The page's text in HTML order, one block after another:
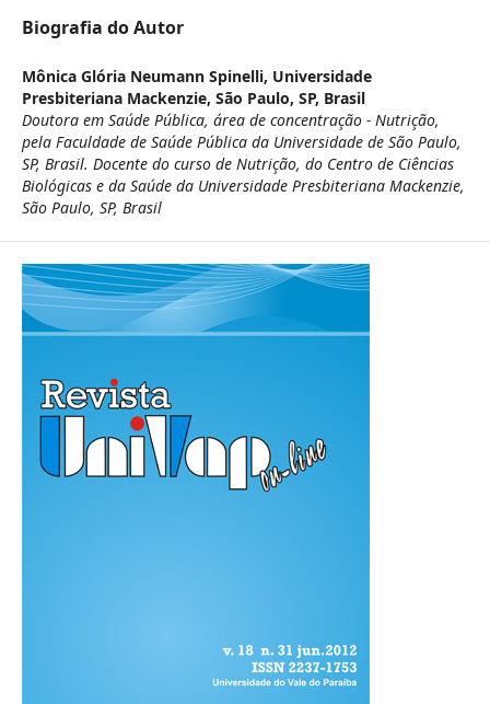
Biografia do Autor
Mônica Glória Neumann Spinelli, Universidade
Presbiteriana Mackenzie, São Paulo, SP, Brasil
Doutora em Saúde Pública, área de concentração - Nutrição,
pela Faculdade de Saúde Pública da Universidade de São Paulo,
SP, Brasil. Docente do curso de Nutrição, do Centro de Ciências
Biológicas e da Saúde da Universidade Presbiteriana Mackenzie,
São Paulo, SP, Brasil